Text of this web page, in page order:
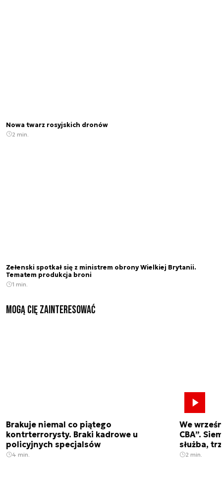
Nowa twarz rosyjskich dronów
2 min.
Zełenski spotkał się z ministrem obrony Wielkiej Brytanii.
Tematem produkcja broni
1 min.
Mogą Cię zainteresować
Brakuje niemal co piątego
kontrterrorysty. Braki kadrowe u
policyjnych specjalsów
4 min.
We
CBA”.
służba,
2 min.